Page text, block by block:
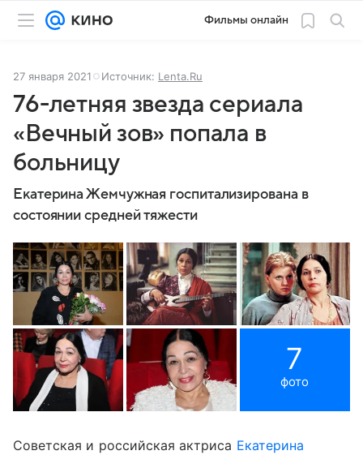
Фильмы онлайн
27 января 2021 Источник: Lenta.Ru
76-летняя звезда сериала
«Вечный зов» попала в
больницу
Екатерина Жемчужная госпитализирована в
состоянии средней тяжести
7
фото
Советская и российская актриса Екатерина